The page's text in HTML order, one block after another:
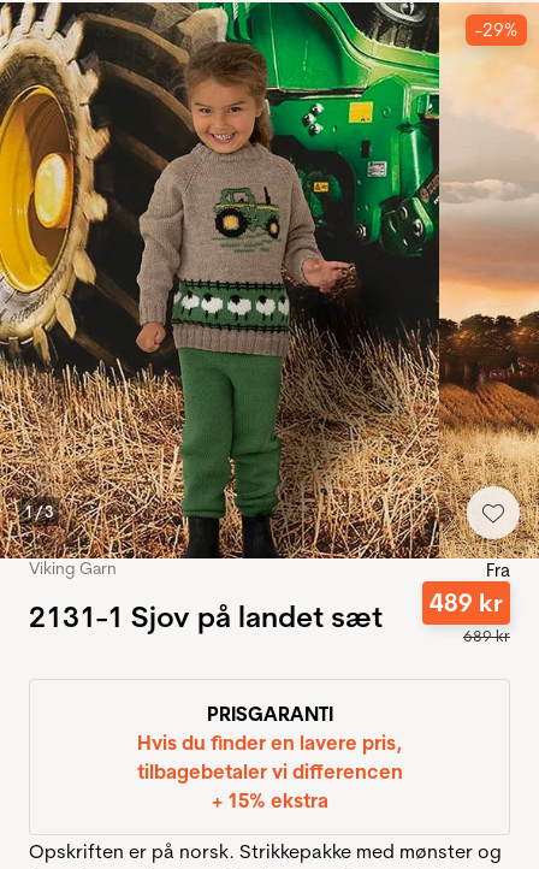
1/3
-29%
Viking Garn
2131-1 Sjov på landet sæt
Fra
489 kr
689kr
PRISGARANTI
Hvis du finder en lavere pris,
tilbagebetaler vi differencen
+ 15% ekstra
Opskriften er på norsk. Strikkepakke med mønster og